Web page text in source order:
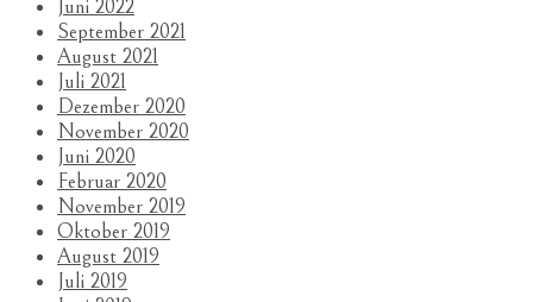
Juni 2022
September 2021
August 2021
Juli 2021
Dezember 2020
November 2020
Juni 2020
Februar 2020
November 2019
Oktober 2019
August 2019
Juli 2019